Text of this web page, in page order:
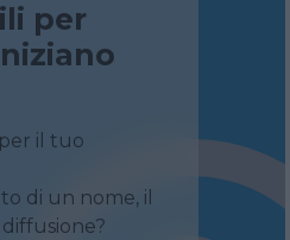
per
il tuo
di un nome, il